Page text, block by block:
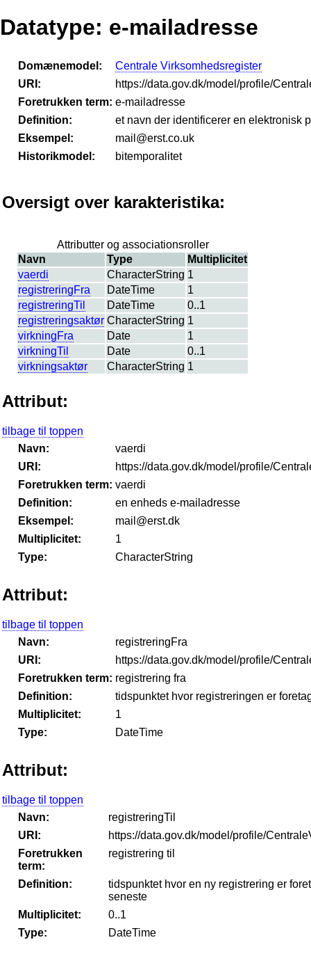
Datatype: e-mailadresse
Domænemodel:
Centrale Virksomhedsregister
URI:
https://data.gov.dk/model/profile/
Foretrukken term: e-mailadresse
Definition:
et navn der identificerer en elektronisk
Eksempel:
mail@erst.co.uk
Historikmodel:
bitemporalitet
Oversigt over karakteristika:
Attributter og associationsroller
Navn
Type
Multiplicitet
vaerdi
CharacterString 1
registreringFra
DateTime
1
registreringTil
DateTime
0..1
registreringsaktør CharacterString 1
virkningFra
Date
1
virkningTil
Date
0..1
virkningsaktør
CharacterString 1
Attribut:
tilbage til toppen
Navn:
vaerdi
URI:
https://data.gov.dk/model/profile/
Foretrukken term: vaerdi
Definition:
en enheds e-mailadresse
Eksempel:
mail@erst.dk
Multiplicitet:
1
Type:
CharacterString
Attribut:
tilbage til toppen
Navn:
registreringFra
URI:
https://data.gov.dk/model/profile/
Foretrukken term: registrering fra
Definition:
tidspunktet hvor registreringen er
Multiplicitet:
1
Type:
DateTime
Attribut:
tilbage til toppen
Navn:
registreringTil
URI:
https://data.gov.dk/model/profile/
Foretrukken
term:
registrering til
Definition:
tidspunktet hvor en ny registrering er
seneste
Multiplicitet:
0..1
Type:
DateTime